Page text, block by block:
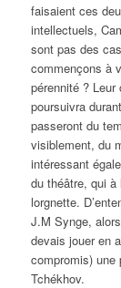
faisaient ces
intellectuels,
sont pas des
commençons à
pérennité ?
poursuivra
passeront du
visiblement, du
intéressant
du théâtre, qui à
lorgnette.
J.M Synge,
devais jouer en
compromis) une
Tchékhov.